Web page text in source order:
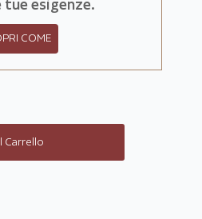
tue esigenze.
COME
Carrello